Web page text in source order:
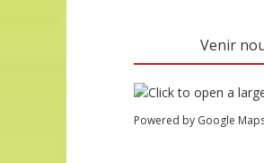
Venir
Powered by Google